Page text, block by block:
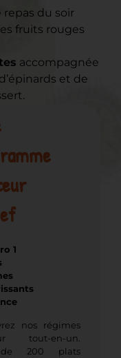
repas du soir
fruits rouges
accompagnée
et de
1
nos régimes
tout-en-un.
200 plats